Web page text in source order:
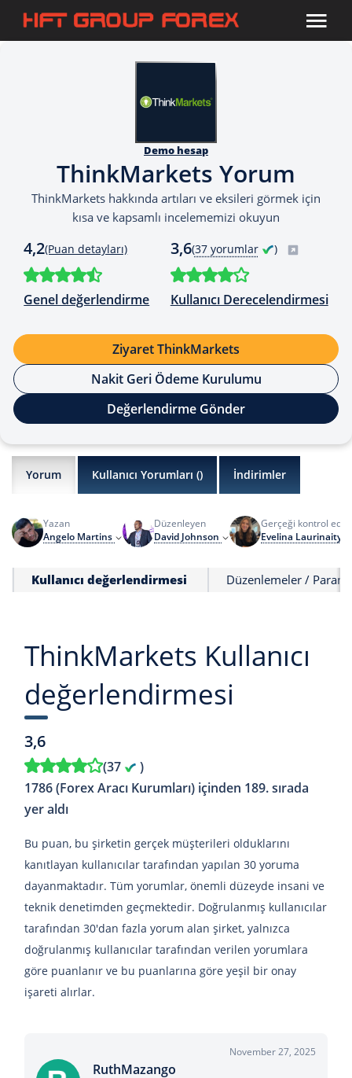
Demo hesap
ThinkMarkets Yorum
ThinkMarkets hakkında artıları ve eksileri görmek için
kısa ve kapsamlı incelememizi okuyun
4,2(Puan detayları)
Genel değerlendirme
3,6(37 yorumlar )
Kullanıcı Derecelendirmesi
Ziyaret ThinkMarkets
Nakit Geri Ödeme Kurulumu
Değerlendirme Gönder
Yorum Kullanıcı Yorumları () İndirimler
Yazan
Angelo Martins
Düzenleyen
David Johnson
Gerçeği kontrol eden
Evelina
Kullanıcı değerlendirmesi Düzenlemeler /
ThinkMarkets Kullanıcı
değerlendirmesi
3,6
(37
)
1786 (Forex Aracı Kurumları) içinden 189. sırada
yer aldı
Bu puan, bu şirketin gerçek müşterileri olduklarını
kanıtlayan kullanıcılar tarafından yapılan 30 yoruma
dayanmaktadır. Tüm yorumlar, önemli düzeyde insani ve
teknik denetimden geçmektedir. Doğrulanmış kullanıcılar
tarafından 30'dan fazla yorum alan şirket, yalnızca
doğrulanmış kullanıcılar tarafından verilen yorumlara
göre puanlanır ve bu puanlarına göre yeşil bir onay
işareti alırlar.
November 27, 2025
RuthMazango